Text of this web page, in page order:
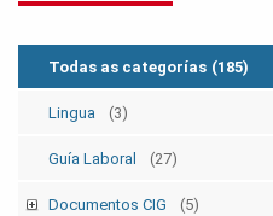
Todas as categorías (185)
Lingua (3)
Guía Laboral (27)
Documentos CIG (5)